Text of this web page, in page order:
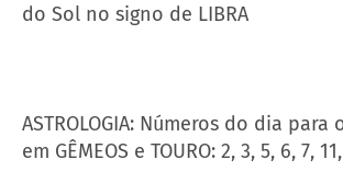
do Sol no signo de LIBRA
ASTROLOGIA: Números do dia para
em GÊMEOS e TOURO: 2, 3, 5, 6, 7,